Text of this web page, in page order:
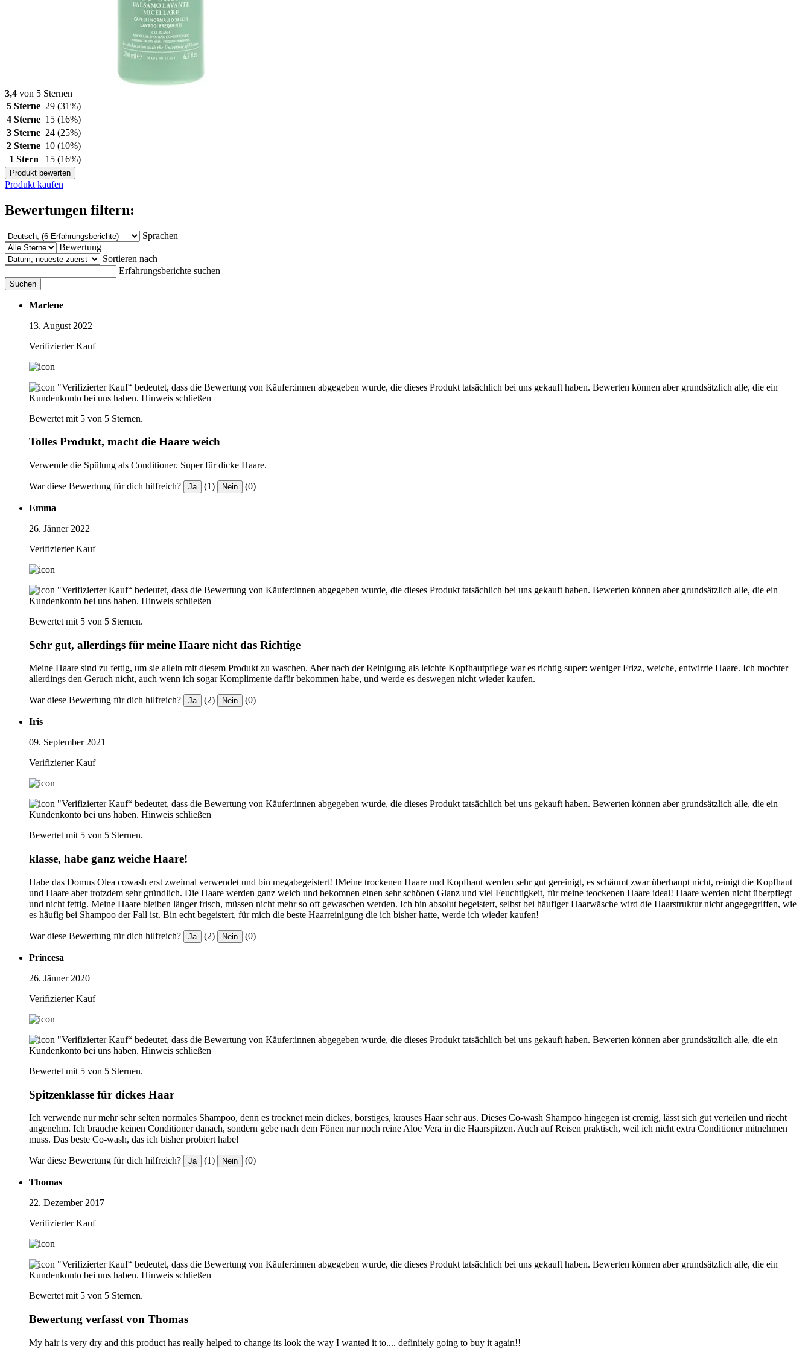
3,4 von 5 Sternen
5 Sterne 29 (31%)
4 Sterne 15 (16%)
3 Sterne 24 (25%)
2 Sterne 10 (10%)
1 Stern
15 (16%)
Produkt bewerten
Produkt kaufen
Bewertungen filtern:
Sprachen
Bewertung
Sortieren nach
Erfahrungsberichte suchen
Suchen
Marlene
13. August 2022
Verifizierter Kauf
"Verifizierter Kauf“ bedeutet, dass die Bewertung von Käufer:innen abgegeben wurde, die dieses Produkt tatsächlich bei uns gekauft haben. Bewerten können aber grundsätzlich alle, die ein
Kundenkonto bei uns haben. Hinweis schließen
Bewertet mit 5 von 5 Sternen.
Tolles Produkt, macht die Haare weich
Verwende die Spülung als Conditioner. Super für dicke Haare.
War diese Bewertung für dich hilfreich? Ja (1) Nein (0)
Emma
26. Jänner 2022
Verifizierter Kauf
"Verifizierter Kauf“ bedeutet, dass die Bewertung von Käufer:innen abgegeben wurde, die dieses Produkt tatsächlich bei uns gekauft haben. Bewerten können aber grundsätzlich alle, die ein
Kundenkonto bei uns haben. Hinweis schließen
Bewertet mit 5 von 5 Sternen.
Sehr gut, allerdings für meine Haare nicht das Richtige
Meine Haare sind zu fettig, um sie allein mit diesem Produkt zu waschen. Aber nach der Reinigung als leichte Kopfhautpflege war es richtig super: weniger Frizz, weiche, entwirrte Haare. Ich mochter
allerdings den Geruch nicht, auch wenn ich sogar Komplimente dafür bekommen habe, und werde es deswegen nicht wieder kaufen.
War diese Bewertung für dich hilfreich? Ja (2) Nein (0)
Iris
09. September 2021
Verifizierter Kauf
"Verifizierter Kauf“ bedeutet, dass die Bewertung von Käufer:innen abgegeben wurde, die dieses Produkt tatsächlich bei uns gekauft haben. Bewerten können aber grundsätzlich alle, die ein
Kundenkonto bei uns haben. Hinweis schließen
Bewertet mit 5 von 5 Sternen.
klasse, habe ganz weiche Haare!
Habe das Domus Olea cowash erst zweimal verwendet und bin megabegeistert! IMeine trockenen Haare und Kopfhaut werden sehr gut gereinigt, es schäumt zwar überhaupt nicht, reinigt die Kopfhaut
und Haare aber trotzdem sehr gründlich. Die Haare werden ganz weich und bekomnen einen sehr schönen Glanz und viel Feuchtigkeit, für meine teockenen Haare ideal! Haare werden nicht überpflegt
und nicht fettig. Meine Haare bleiben länger frisch, müssen nicht mehr so oft gewaschen werden. Ich bin absolut begeistert, selbst bei häufiger Haarwäsche wird die Haarstruktur nicht angegegriffen, wie
es häufig bei Shampoo der Fall ist. Bin echt begeistert, für mich die beste Haarreinigung die ich bisher hatte, werde ich wieder kaufen!
War diese Bewertung für dich hilfreich? Ja (2) Nein (0)
Princesa
26. Jänner 2020
Verifizierter Kauf
"Verifizierter Kauf“ bedeutet, dass die Bewertung von Käufer:innen abgegeben wurde, die dieses Produkt tatsächlich bei uns gekauft haben. Bewerten können aber grundsätzlich alle, die ein
Kundenkonto bei uns haben. Hinweis schließen
Bewertet mit 5 von 5 Sternen.
Spitzenklasse für dickes Haar
Ich verwende nur mehr sehr selten normales Shampoo, denn es trocknet mein dickes, borstiges, krauses Haar sehr aus. Dieses Co-wash Shampoo hingegen ist cremig, lässt sich gut verteilen und riecht
angenehm. Ich brauche keinen Conditioner danach, sondern gebe nach dem Fönen nur noch reine Aloe Vera in die Haarspitzen. Auch auf Reisen praktisch, weil ich nicht extra Conditioner mitnehmen
muss. Das beste Co-wash, das ich bisher probiert habe!
War diese Bewertung für dich hilfreich? Ja (1) Nein (0)
Thomas
22. Dezember 2017
Verifizierter Kauf
"Verifizierter Kauf“ bedeutet, dass die Bewertung von Käufer:innen abgegeben wurde, die dieses Produkt tatsächlich bei uns gekauft haben. Bewerten können aber grundsätzlich alle, die ein
Kundenkonto bei uns haben. Hinweis schließen
Bewertet mit 5 von 5 Sternen.
Bewertung verfasst von Thomas
My hair is very dry and this product has really helped to change its look the way I wanted it to.... definitely going to buy it again!!